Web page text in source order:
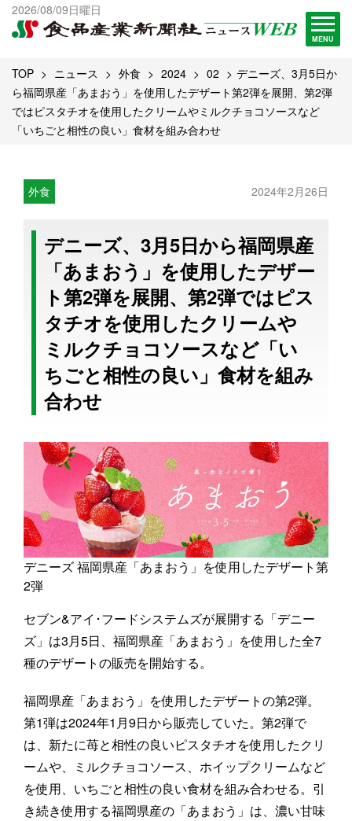
2026/08/09日曜日
MENU
出版物一覧へ
試読・購読申し込み
TOP ニュース 外食 2024 02
デニーズ、3月5日か
ら福岡県産「あまおう」を使用したデザート第2弾を展開、第2弾
ではピスタチオを使用したクリームやミルクチョコソースなど
「いちごと相性の良い」食材を組み合わせ
外食 2024年2月26日
デニーズ、3月5日から福岡県産
「あまおう」を使用したデザー
ト第2弾を展開、第2弾ではピス
タチオを使用したクリームや
ミルクチョコソースなど「い
ちごと相性の良い」食材を組み
合わせ
デニーズ 福岡県産「あまおう」を使用したデザート第
2弾
セブン&アイ･フードシステムズが展開する「デニー
ズ」は3月5日、福岡県産「あまおう」を使用した全7
種のデザートの販売を開始する。
福岡県産「あまおう」を使用したデザートの第2弾。
第1弾は2024年1月9日から販売していた。第2弾で
は、新たに苺と相性の良いピスタチオを使用したクリ
ームや、ミルクチョコソース、ホイップクリームなど
を使用、いちごと相性の良い食材を組み合わせる。引
き続き使用する福岡県産の「あまおう」は、濃い甘味